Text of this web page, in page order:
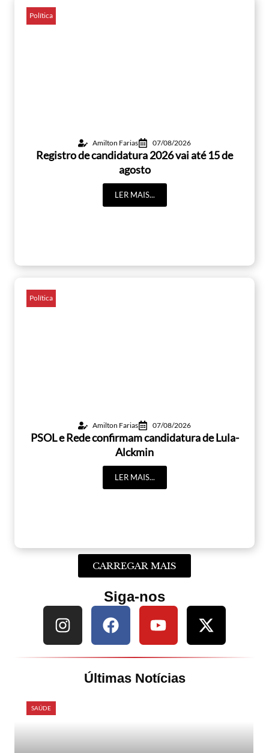
Política
Amilton Farias 07/08/2026
Registro de candidatura 2026 vai até 15 de
agosto
LER MAIS...
Política
Amilton Farias 07/08/2026
PSOL e Rede confirmam candidatura de Lula-
Alckmin
LER MAIS...
CARREGAR MAIS
Siga-nos
Últimas Notícias
SAÚDE